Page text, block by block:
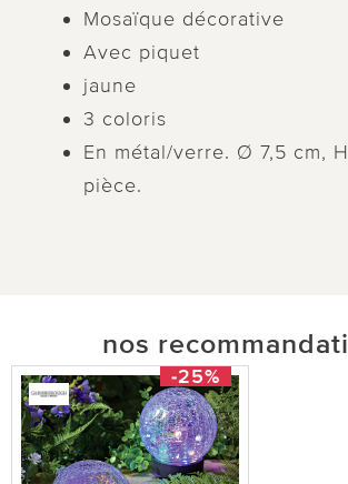
Mosaïque décorative
Avec piquet
jaune
3 coloris
En métal/verre. Ø 7,5 cm,
pièce.
nos
-25%